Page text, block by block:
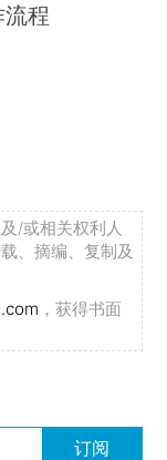
程
/或相关权利人
、摘编、复制及
，获得书面
订阅